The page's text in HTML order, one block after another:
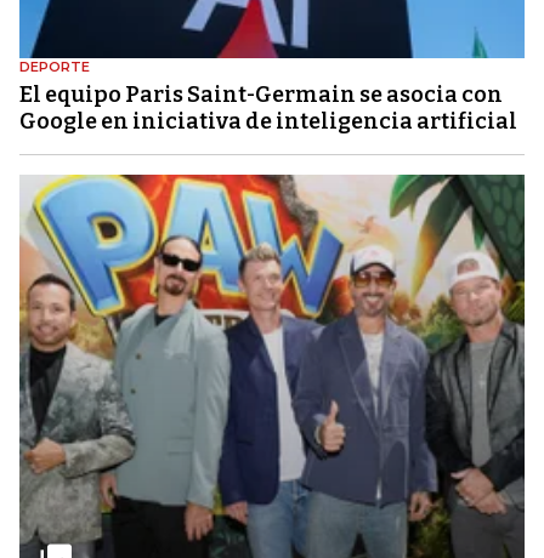
DEPORTE
El equipo Paris Saint-Germain se asocia con
Google en iniciativa de inteligencia artificial